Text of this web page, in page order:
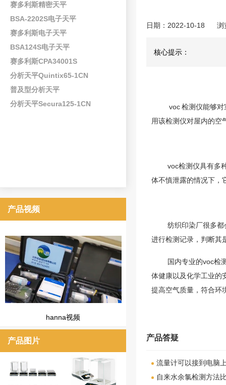
赛多利斯精密天平
BSA-2202S电子天平
赛多利斯电子天平
BSA124S电子天平
赛多利斯CPA34001S
分析天平Quintix65-1CN
普及型分析天平
分析天平Secura125-1CN
产品视频
hanna视频
产品图片
日期：2022-10-18 浏
核心提示：
voc检测仪能够
用该检测仪对屋内的空
voc检测仪具有多
体不慎泄露的情况下，
纺织印染厂很多都
进行检测记录，判断其
国内专业的voc检
体健康以及化学工业的
提高空气质量，符合环
产品答疑
流量计可以接到电脑
自来水余氯检测方法